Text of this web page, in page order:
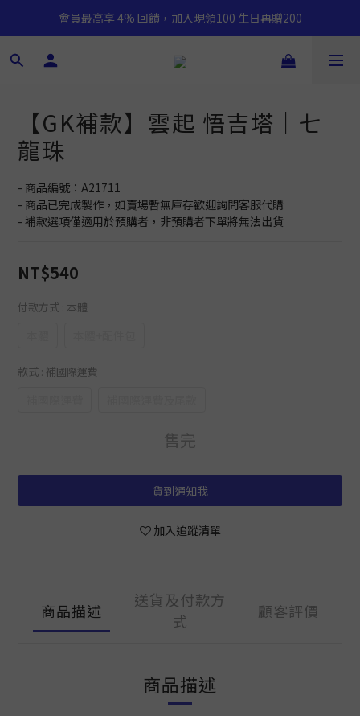
會員最高享 4% 回饋，加入現領100 生日再贈200
【GK補款】雲起 悟吉塔｜七
龍珠
- 商品編號：A21711
- 商品已完成製作，如賣場暫無庫存歡迎詢問客服代購
- 補款選項僅適用於預購者，非預購者下單將無法出貨
NT$540
付款方式 : 本體
款式 : 補國際運費
售完
貨到通知我
加入追蹤清單
商品描述
送貨及付款方
式
顧客評價
商品描述